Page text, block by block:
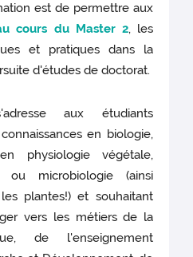
est de permettre aux
cours du Master 2, les
et pratiques dans la
d'études de doctorat.
aux étudiants
en biologie,
physiologie végétale,
ou microbiologie (ainsi
plantes!) et souhaitant
vers les métiers de la
de l'enseignement